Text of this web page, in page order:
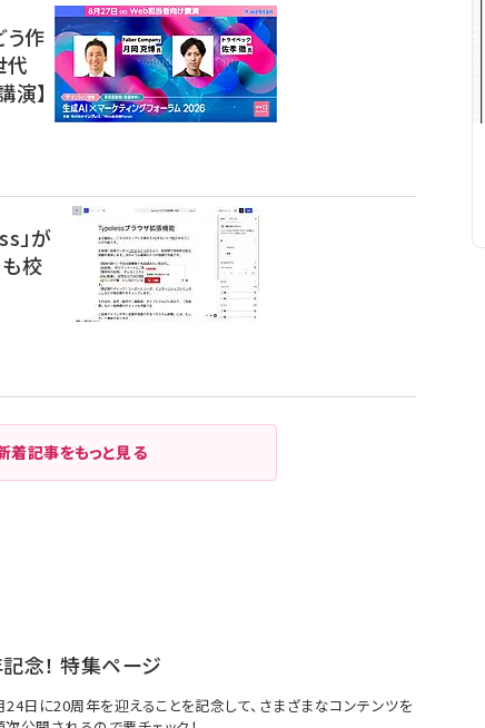
作
代
】
」が
校
着記事をもっと見る
念！ 特集ページ
日に20周年を迎えることを記念して、さまざまなコンテンツを